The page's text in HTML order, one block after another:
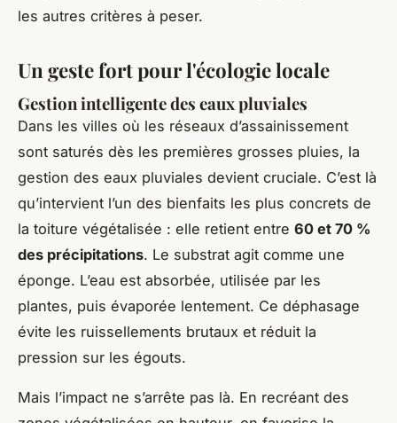
les autres critères à peser.
Un geste fort pour l'écologie locale
Gestion intelligente des eaux pluviales
Dans les villes où les réseaux d’assainissement
sont saturés dès les premières grosses pluies, la
gestion des eaux pluviales devient cruciale. C’est là
qu’intervient l’un des bienfaits les plus concrets de
la toiture végétalisée : elle retient entre 60 et 70 %
des précipitations. Le substrat agit comme une
éponge. L’eau est absorbée, utilisée par les
plantes, puis évaporée lentement. Ce déphasage
évite les ruissellements brutaux et réduit la
pression sur les égouts.
Mais l’impact ne s’arrête pas là. En recréant des